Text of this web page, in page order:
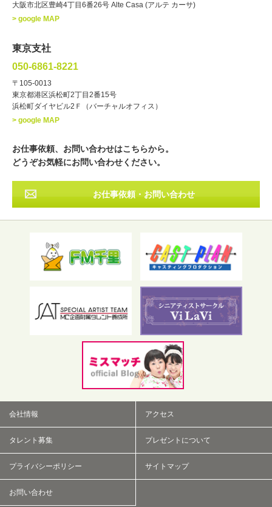
ナレーター レポーター
・年齢
・出身地 北海道 東北
その他
フリーワード検索
大阪市北区豊崎4丁目6番26号 Alte Casa (アルテ カーサ)
> google MAP
東京支社
050-6861-8221
〒105-0013
東京都港区浜松町2丁目2番15号
浜松町ダイヤビル2Ｆ（バーチャルオフィス）
> google MAP
お仕事依頼、お問い合わせはこちらから。
どうぞお気軽にお問い合わせください。
お仕事依頼・お問い合わせ
会社情報 アクセス
タレント募集 プレゼントについて
プライバシーポリシー サイトマップ
お問い合わせ